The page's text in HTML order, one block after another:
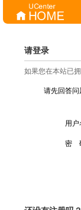
请登录
如果您在本站已
请先回答问
用户
密